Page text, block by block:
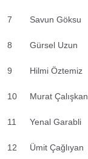
7 Savun Göksu
8 Gürsel Uzun
9 Hilmi Öztemiz
10 Murat Çalışkan
11 Yenal Garabli
12 Ümit Çağlıyan